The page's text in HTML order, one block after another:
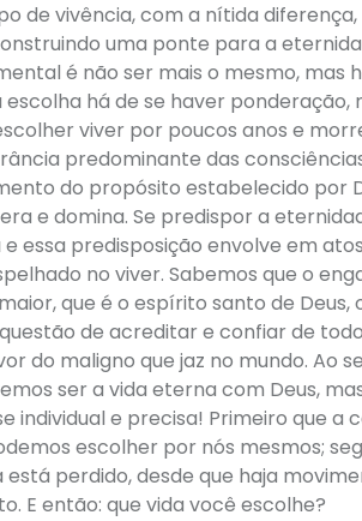
de vivência, com a nítida
uma ponte para a
é não ser mais o mesmo, mas
há de se haver ponderação,
viver por poucos anos e
predominante das
do propósito estabelecido por
e domina. Se predispor a
essa predisposição envolve em
no viver. Sabemos que o
que é o espírito santo de Deus,
de acreditar e confiar de
do maligno que jaz no mundo. Ao
ser a vida eterna com Deus,
individual e precisa! Primeiro que a
escolher por nós mesmos;
perdido, desde que haja
E então: que vida você escolhe?